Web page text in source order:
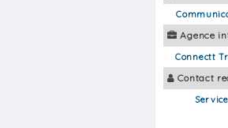
Agence
Connectt
Contact